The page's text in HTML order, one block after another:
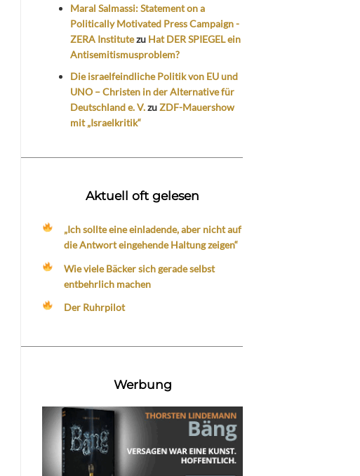
Maral Salmassi: Statement on a
Politically Motivated Press Campaign -
ZERA Institutezu Hat DER SPIEGEL ein
Antisemitismusproblem?
Die israelfeindliche Politik von EU und
UNO – Christen in der Alternative für
Deutschland e. V.zuZDF-Mauershow
mit „Israelkritik“
Aktuell oft gelesen
„Ich sollte eine einladende, aber nicht auf
die Antwort eingehende Haltung zeigen“
Wie viele Bäcker sich gerade selbst
entbehrlich machen
Der Ruhrpilot
Werbung